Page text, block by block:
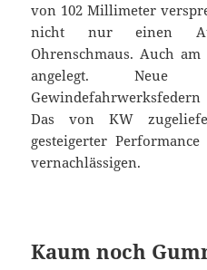
von 102 Millimeter
nicht nur einen
Ohrenschmaus. Auch
angelegt. Neue
Das von KW
gesteigerter
vernachlässigen.
Kaum noch